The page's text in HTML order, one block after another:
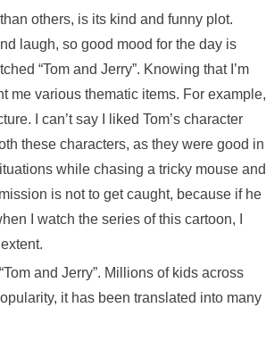
others, is its kind and funny plot.
laugh, so good mood for the day is
“Tom and Jerry”. Knowing that I’m
me various thematic items. For example,
I can’t say I liked Tom’s character
these characters, as they were good in
while chasing a tricky mouse and
is not to get caught, because if he
I watch the series of this cartoon, I
and Jerry”. Millions of kids across
it has been translated into many